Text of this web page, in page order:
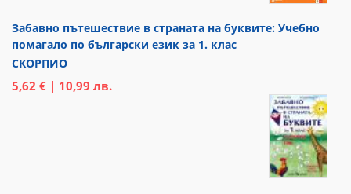
Забавно пътешествие в страната на буквите: Учебно
помагало по български език за 1. клас
СКОРПИО
5,62 € | 10,99 лв.